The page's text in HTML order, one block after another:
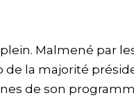
Malmené par
la majorité
de son